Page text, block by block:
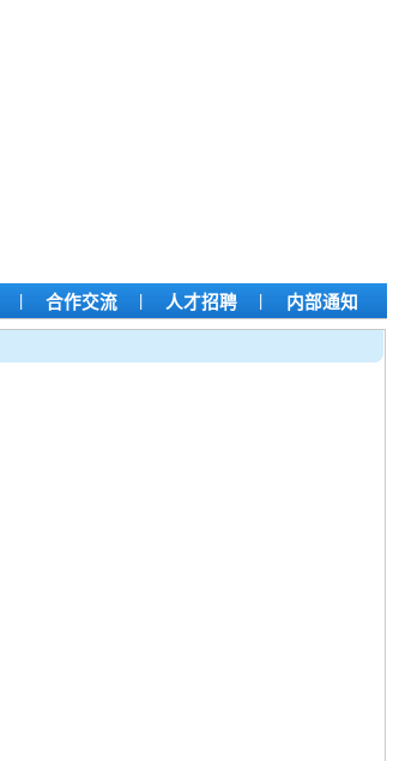
| 合作交流 | 人才招聘 | 内部通知